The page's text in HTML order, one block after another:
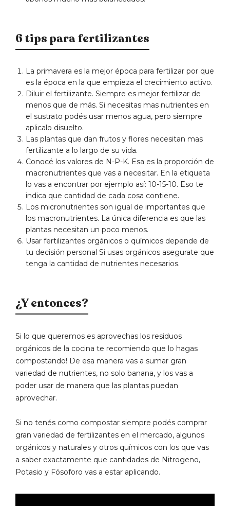
6 tips para fertilizantes
La primavera es la mejor época para fertilizar por que
es la época en la que empieza el crecimiento activo.
Diluir el fertilizante. Siempre es mejor fertilizar de
menos que de más. Si necesitas mas nutrientes en
el sustrato podés usar menos agua, pero siempre
aplicalo disuelto.
Las plantas que dan frutos y flores necesitan mas
fertilizante a lo largo de su vida.
Conocé los valores de N-P-K. Esa es la proporción de
macronutrientes que vas a necesitar. En la etiqueta
lo vas a encontrar por ejemplo así: 10-15-10. Eso te
indica que cantidad de cada cosa contiene.
Los micronutrientes son igual de importantes que
los macronutrientes. La única diferencia es que las
plantas necesitan un poco menos.
Usar fertilizantes orgánicos o químicos depende de
tu decisión personal Si usas orgánicos asegurate que
tenga la cantidad de nutrientes necesarios.
¿Y entonces?
Si lo que queremos es aprovechas los residuos
orgánicos de la cocina te recomiendo que lo hagas
compostando! De esa manera vas a sumar gran
variedad de nutrientes, no solo banana, y los vas a
poder usar de manera que las plantas puedan
aprovechar.
Si no tenés como compostar siempre podés comprar
gran variedad de fertilizantes en el mercado, algunos
orgánicos y naturales y otros químicos con los que vas
a saber exactamente que cantidades de Nitrogeno,
Potasio y Fósoforo vas a estar aplicando.